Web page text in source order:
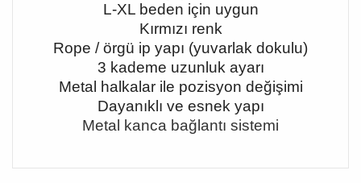
L-XL beden için uygun
Kırmızı renk
Rope / örgü ip yapı (yuvarlak dokulu)
3 kademe uzunluk ayarı
Metal halkalar ile pozisyon değişimi
Dayanıklı ve esnek yapı
Metal kanca bağlantı sistemi